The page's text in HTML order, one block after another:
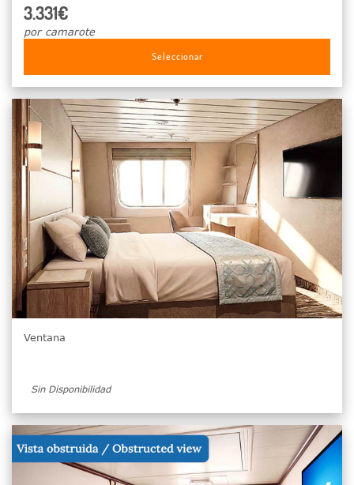
3.331€
por camarote
Seleccionar
Ventana
Sin Disponibilidad